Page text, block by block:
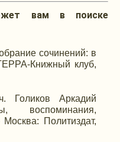
вам в поиске
сочинений: в
Книжный клуб,
Голиков Аркадий
воспоминания,
Москва: Политиздат,